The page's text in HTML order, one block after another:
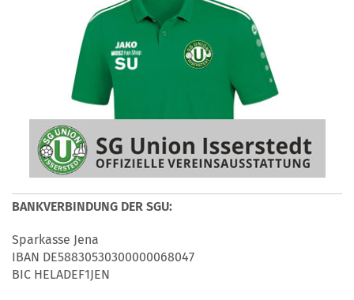
BANKVERBINDUNG DER SGU:
Sparkasse Jena
IBAN DE58830530300000068047
BIC HELADEF1JEN